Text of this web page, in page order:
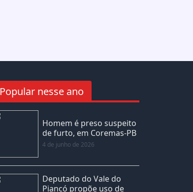
Popular nesse ano
Homem é preso suspeito
de furto, em Coremas-PB
4 de junho de 2026
Deputado do Vale do
Piancó propõe uso de